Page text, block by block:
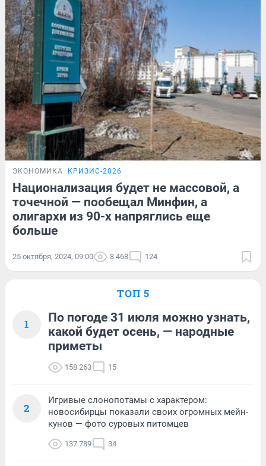
ЭКОНОМИКА КРИЗИС-2026
Национализация будет не массовой, а
точечной — пообещал Минфин, а
олигархи из 90-х напряглись еще
больше
25 октября, 2024, 09:00 8 468 124
ТОП 5
1
По погоде 31 июля можно узнать,
какой будет осень, — народные
приметы
158 263 15
2
Игривые слонопотамы с характером:
новосибирцы показали своих огромных мейн-
кунов — фото суровых питомцев
137 789 34